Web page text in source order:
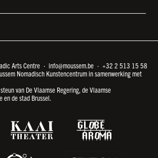
Arts Centre · info@moussem.be · +32 2 513 15 58
Nomadisch Kunstencentrum in samenwerking met
van De Vlaamse Regering, de Vlaamse
en de stad Brussel.